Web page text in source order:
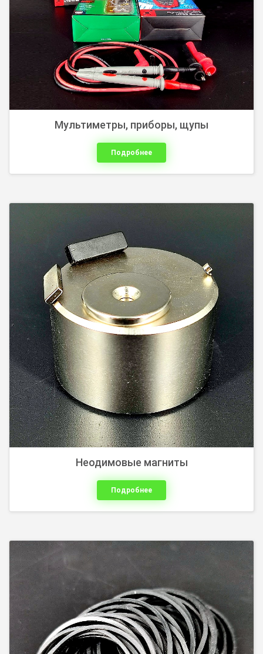
Мультиметры, приборы, щупы
Подробнее
Неодимовые магниты
Подробнее